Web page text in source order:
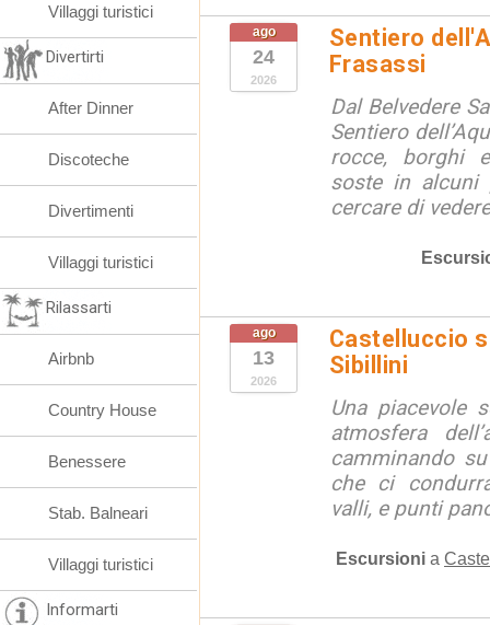
ago
24
2026
Sentiero
Frasassi
Dal Belvedere
Sentiero
rocce, borghi
soste in alcuni
cercare di
ago
13
2026
Castelluccio
Sibillini
Una piacevole
atmosfera
camminando
che ci
valli, e punti
Escursioni a
Villaggi turistici
Divertirti
After Dinner
Discoteche
Divertimenti
Villaggi turistici
Rilassarti
Airbnb
Country House
Benessere
Stab. Balneari
Villaggi turistici
Informarti